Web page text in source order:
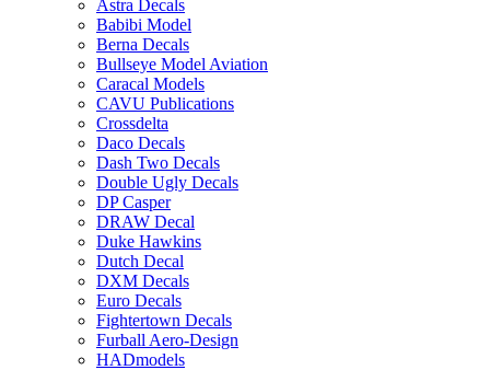
Astra Decals
Babibi Model
Berna Decals
Bullseye Model Aviation
Caracal Models
CAVU Publications
Crossdelta
Daco Decals
Dash Two Decals
Double Ugly Decals
DP Casper
DRAW Decal
Duke Hawkins
Dutch Decal
DXM Decals
Euro Decals
Fightertown Decals
Furball Aero-Design
HADmodels